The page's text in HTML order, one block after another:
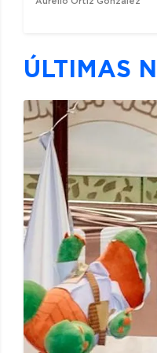
ÚLTIMAS